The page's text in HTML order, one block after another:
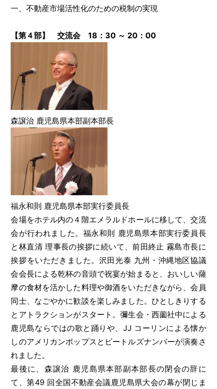
一、不動産市場活性化のための税制の実現
【第４部】 交流会 18：30 ～ 20：00
森譲治 鹿児島県本部副本部長
福永和則 鹿児島県本部実行委員長
会場をホテル内の４階エメラルドホールに移して、交流
会が行われました。福永和則 鹿児島県本部実行委員長
と林直清 理事長の挨拶に続いて、前田終止 霧島市長に
挨拶をいただきました。沢田光泰 九州・沖縄地区協議
会会長による乾杯の音頭で祝宴が始まると、おいしい薩
摩の食材を活かした料理や御酒をいただきながら、会員
同士、なごやかに歓談を楽しみました。ひとしきりする
とアトラクションがスタート。彌生会・西薗社中による
鹿児島ならではの歌と踊りや、JJ コーリンによる懐か
しのアメリカンポップスとビートルズナンバーが演奏さ
れました。
最後に、森譲治 鹿児島県本部副本部長の閉会の辞に
て、第49 回全国不動産会議鹿児島県大会の幕が閉じま